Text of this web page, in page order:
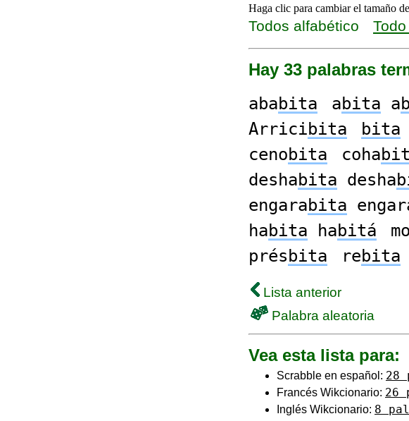
Haga clic para cambiar el tamaño
Todos alfabético
Hay 33 palabras
ababita abita a
Arricibita bita
cenobita coha
deshabita desha
engarabita
habita habitá
prés bita rebita
Lista anterior
Palabra aleatoria
Vea esta lista para:
Scrabble en español: 28
Francés Wikcionario: 26
Inglés Wikcionario: 8